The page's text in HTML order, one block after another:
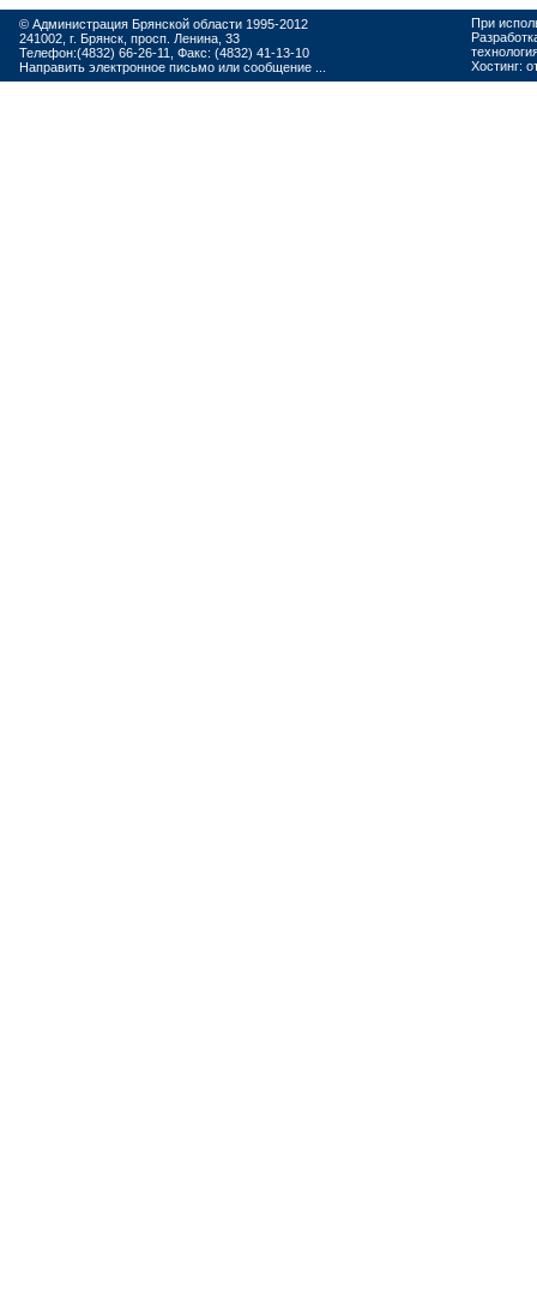
© Администрация Брянской области 1995-2012
241002, г. Брянск, просп. Ленина, 33
Телефон:(4832) 66-26-11, Факс: (4832) 41-13-10
Направить электронное письмо или сообщение ...
При
Хостинг: